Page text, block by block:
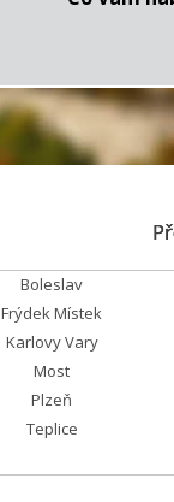
Boleslav
Frýdek Místek
Karlovy Vary
Most
Plzeň
Teplice